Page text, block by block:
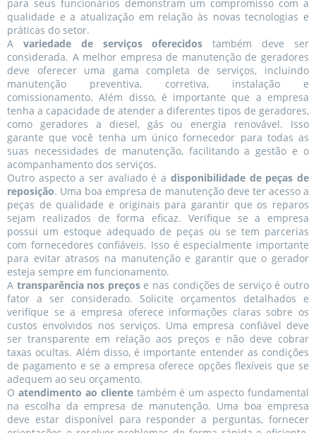
para seus funcionários demonstram um compromisso com a
qualidade e a atualização em relação às novas tecnologias e
práticas do setor.
A variedade de serviços oferecidos também deve ser
considerada. A melhor empresa de manutenção de geradores
deve oferecer uma gama completa de serviços, incluindo
manutenção preventiva, corretiva, instalação e
comissionamento. Além disso, é importante que a empresa
tenha a capacidade de atender a diferentes tipos de geradores,
como geradores a diesel, gás ou energia renovável. Isso
garante que você tenha um único fornecedor para todas as
suas necessidades de manutenção, facilitando a gestão e o
acompanhamento dos serviços.
Outro aspecto a ser avaliado é a disponibilidade de peças de
reposição. Uma boa empresa de manutenção deve ter acesso a
peças de qualidade e originais para garantir que os reparos
sejam realizados de forma eficaz. Verifique se a empresa
possui um estoque adequado de peças ou se tem parcerias
com fornecedores confiáveis. Isso é especialmente importante
para evitar atrasos na manutenção e garantir que o gerador
esteja sempre em funcionamento.
A transparência nos preçose nas condições de serviço é outro
fator a ser considerado. Solicite orçamentos detalhados e
verifique se a empresa oferece informações claras sobre os
custos envolvidos nos serviços. Uma empresa confiável deve
ser transparente em relação aos preços e não deve cobrar
taxas ocultas. Além disso, é importante entender as condições
de pagamento e se a empresa oferece opções flexíveis que se
adequem ao seu orçamento.
O atendimento ao clientetambém é um aspecto fundamental
na escolha da empresa de manutenção. Uma boa empresa
deve estar disponível para responder a perguntas, fornecer